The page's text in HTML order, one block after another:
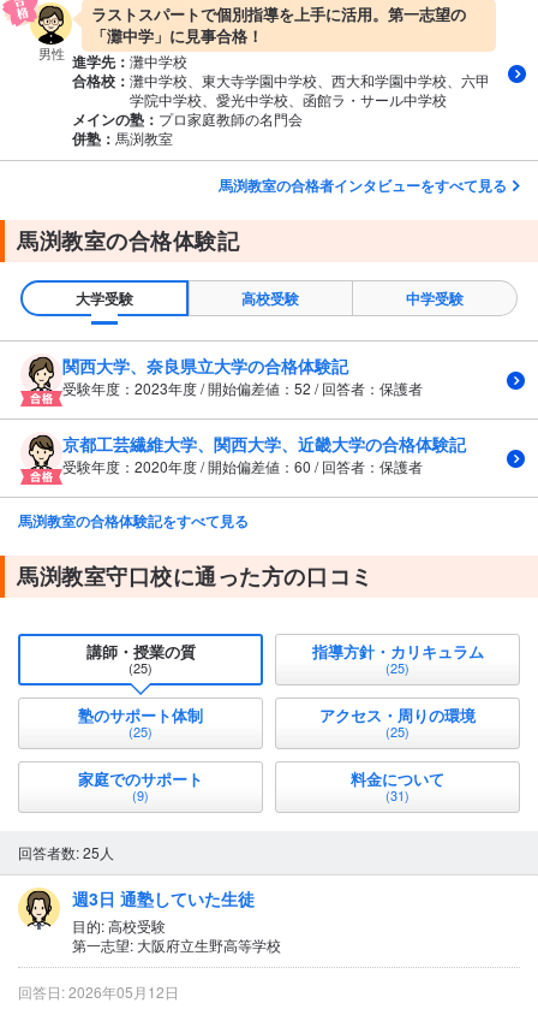
男性
ラストスパートで個別指導を上手に活用。第一志望の
「灘中学」に見事合格！
進学先： 灘中学校
合格校： 灘中学校、東大寺学園中学校、西大和学園中学校、六甲
学院中学校、愛光中学校、函館ラ・サール中学校
メインの塾： プロ家庭教師の名門会
併塾： 馬渕教室
馬渕教室の合格者インタビューをすべて見る
馬渕教室の合格体験記
大学受験 高校受験 中学受験
関西大学、奈良県立大学の合格体験記
受験年度：2023年度 / 開始偏差値：52 / 回答者：保護者
京都工芸繊維大学、関西大学、近畿大学の合格体験記
受験年度：2020年度 / 開始偏差値：60 / 回答者：保護者
馬渕教室の合格体験記をすべて見る
馬渕教室守口校に通った方の口コミ
講師・授業の質
(25)
指導方針・カリキュラム
(25)
塾のサポート体制
(25)
アクセス・周りの環境
(25)
家庭でのサポート
(9)
料金について
(31)
回答者数: 25人
週3日 通塾していた生徒
目的: 高校受験
第一志望: 大阪府立生野高等学校
回答日: 2026年05月12日